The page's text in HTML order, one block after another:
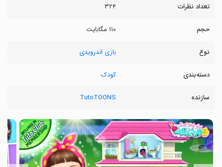
تعداد نظرات ۳۲۴
حجم ۱۱۰ مگابایت
نوع بازی اندرویدی
دسته‌بندی کودک
سازنده TutoTOONS